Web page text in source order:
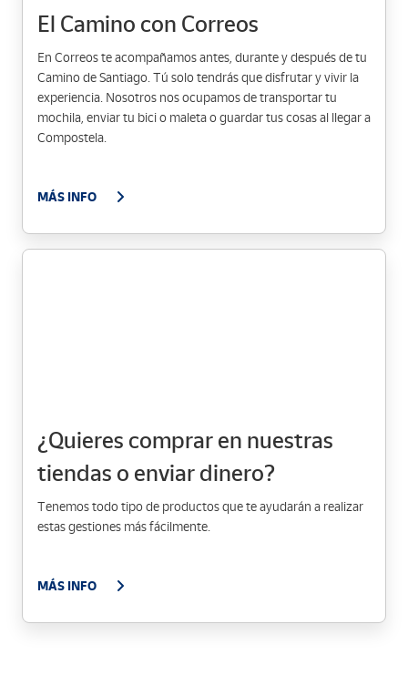
El Camino con Correos
En Correos te acompañamos antes, durante y después de tu
Camino de Santiago. Tú solo tendrás que disfrutar y vivir la
experiencia. Nosotros nos ocupamos de transportar tu
mochila, enviar tu bici o maleta o guardar tus cosas al llegar a
Compostela.
MÁS INFO
¿Quieres comprar en nuestras
tiendas o enviar dinero?
Tenemos todo tipo de productos que te ayudarán a realizar
estas gestiones más fácilmente.
MÁS INFO